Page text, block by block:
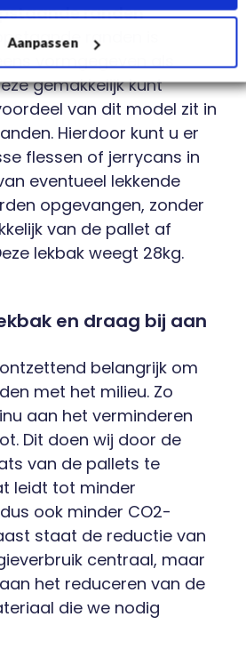
Aanpassen
randen
randen is
vormgegeven als
gemakkelijk kunt
van dit model zit in
Hierdoor kunt u er
flessen of jerrycans in
eventueel lekkende
opgevangen, zonder
van de pallet af
lekbak weegt 28kg.
en draag bij aan
belangrijk om
met het milieu. Zo
aan het verminderen
Dit doen wij door de
van de pallets te
leidt tot minder
ook minder CO2-
staat de reductie van
centraal, maar
het reduceren van de
die we nodig